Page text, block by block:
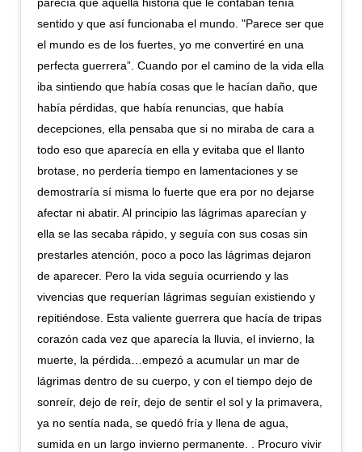
parecía que aquella historia que le contaban tenía
sentido y que así funcionaba el mundo. "Parece ser que
el mundo es de los fuertes, yo me convertiré en una
perfecta guerrera”. Cuando por el camino de la vida ella
iba sintiendo que había cosas que le hacían daño, que
había pérdidas, que había renuncias, que había
decepciones, ella pensaba que si no miraba de cara a
todo eso que aparecía en ella y evitaba que el llanto
brotase, no perdería tiempo en lamentaciones y se
demostraría sí misma lo fuerte que era por no dejarse
afectar ni abatir. Al principio las lágrimas aparecían y
ella se las secaba rápido, y seguía con sus cosas sin
prestarles atención, poco a poco las lágrimas dejaron
de aparecer. Pero la vida seguía ocurriendo y las
vivencias que requerían lágrimas seguían existiendo y
repitiéndose. Esta valiente guerrera que hacía de tripas
corazón cada vez que aparecía la lluvia, el invierno, la
muerte, la pérdida…empezó a acumular un mar de
lágrimas dentro de su cuerpo, y con el tiempo dejo de
sonreír, dejo de reír, dejo de sentir el sol y la primavera,
ya no sentía nada, se quedó fría y llena de agua,
sumida en un largo invierno permanente. . Procuro vivir